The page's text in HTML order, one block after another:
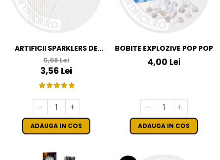
ARTIFICII SPARKLERS DE
MANA - STELUTE DE BRAD
16 CM - SET 10 BUC
5,08 Lei
3,56 Lei
ADAUGA IN COS
BOBITE EXPLOZIVE POP POP
4,00 Lei
ADAUGA IN COS